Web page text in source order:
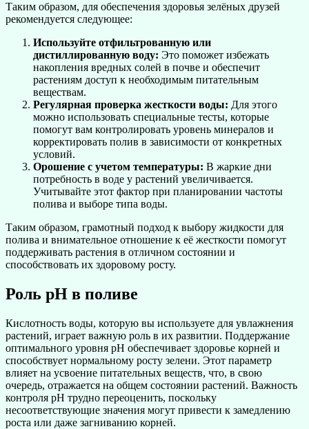
Таким образом, для обеспечения здоровья зелёных друзей
рекомендуется следующее:
Используйте отфильтрованную или
дистиллированную воду: Это поможет избежать
накопления вредных солей в почве и обеспечит
растениям доступ к необходимым питательным
веществам.
Регулярная проверка жесткости воды: Для этого
можно использовать специальные тесты, которые
помогут вам контролировать уровень минералов и
корректировать полив в зависимости от конкретных
условий.
Орошение с учетом температуры: В жаркие дни
потребность в воде у растений увеличивается.
Учитывайте этот фактор при планировании частоты
полива и выборе типа воды.
Таким образом, грамотный подход к выбору жидкости для
полива и внимательное отношение к её жесткости помогут
поддерживать растения в отличном состоянии и
способствовать их здоровому росту.
Роль pH в поливе
Кислотность воды, которую вы используете для увлажнения
растений, играет важную роль в их развитии. Поддержание
оптимального уровня pH обеспечивает здоровье корней и
способствует нормальному росту зелени. Этот параметр
влияет на усвоение питательных веществ, что, в свою
очередь, отражается на общем состоянии растений. Важность
контроля pH трудно переоценить, поскольку
несоответствующие значения могут привести к замедлению
роста или даже загниванию корней.